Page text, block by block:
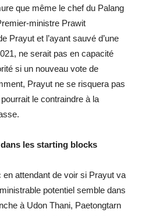
que même le chef du Palang
ministre Prawit
Prayut et l’ayant sauvé d’une
ne serait pas en capacité
si un nouveau vote de
Prayut ne se risquera pas
le contraindre à la
les starting blocks
attendant de voir si Prayut va
potentiel semble dans
à Udon Thani, Paetongtarn